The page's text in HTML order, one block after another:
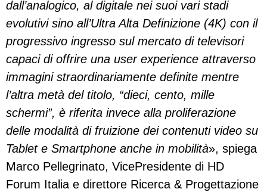
dall’analogico, al digitale nei suoi vari stadi
evolutivi sino all’Ultra Alta Definizione (4K) con il
progressivo ingresso sul mercato di televisori
capaci di offrire una user experience attraverso
immagini straordinariamente definite mentre
l’altra metà del titolo, “dieci, cento, mille
schermi”, è riferita invece alla proliferazione
delle modalità di fruizione dei contenuti video su
Tablet e Smartphone anche in mobilità», spiega
Marco Pellegrinato, VicePresidente di HD
Forum Italia e direttore Ricerca & Progettazione